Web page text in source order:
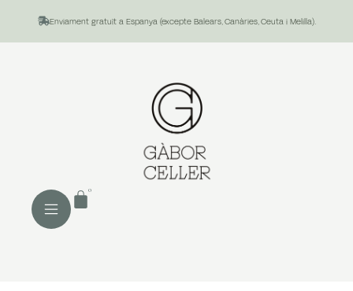
Enviament gratuït a Espanya (excepte Balears, Canàries, Ceuta i Melilla).
0